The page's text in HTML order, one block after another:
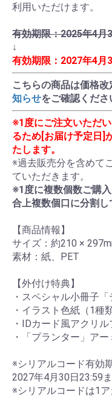
利用いただけます。
有効期限：2025年4月
有効期限：2027年4月
こちらの商品は価格
知らせをご確認くださ
※1度にご注文いただ
るため[お届け予定日]
たします。
※過去販売分を含めて
※1度に複数個数ご購
合上複数個口に分割し
【商品情報】
サイズ：約210 ×
素材：紙、PET
【外付け特典】
・スペシャル小冊子「
・イラスト色紙（1種類
・IDカード風アクリル
・「プランター」ア
※シリアルコード有効
2027年4月30日23:59
※シリアルコードは1